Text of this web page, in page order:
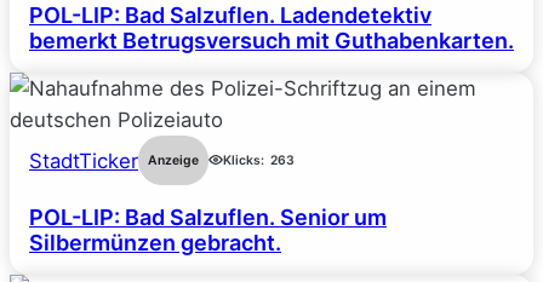
POL-LIP: Bad Salzuflen. Ladendetektiv
bemerkt Betrugsversuch mit Guthabenkarten.
StadtTicker Anzeige Klicks: 263
POL-LIP: Bad Salzuflen. Senior um
Silbermünzen gebracht.